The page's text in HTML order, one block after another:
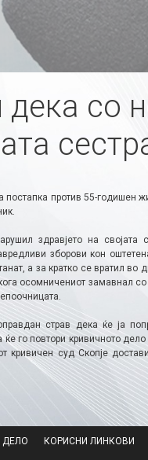
дека со
против 55-годишен
здравјето на својата
зборови кон
а за кратко се вратил во
осомничениот замавнал
страв дека ќе ја
го повтори кривичното
кривичен суд Скопје
ДЕЛО
КОРИСНИ ЛИНКОВИ